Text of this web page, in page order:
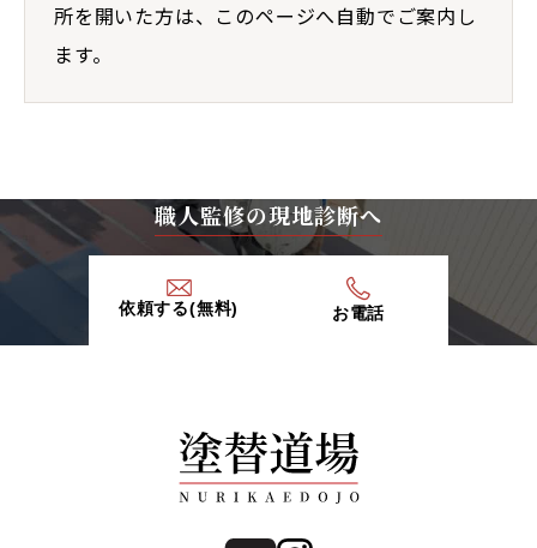
所を開いた方は、このページへ自動でご案内し
ます。
職人監修の現地診断へ
依頼する(無料) お電話